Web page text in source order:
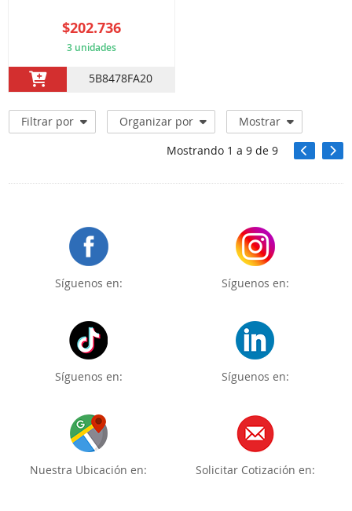
$202.736
3 unidades
5B8478FA20
Filtrar por Organizar por
Mostrar
Mostrando 1 a 9de 9
Síguenos en: Síguenos en:
Síguenos en: Síguenos en:
Nuestra Ubicación en: Solicitar Cotización en: